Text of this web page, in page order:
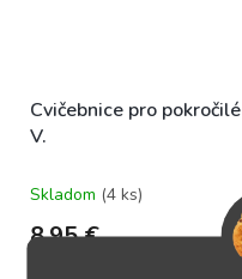
Cvičebnice pro pokročilé
V.
Skladom (4 ks)
8,95 €